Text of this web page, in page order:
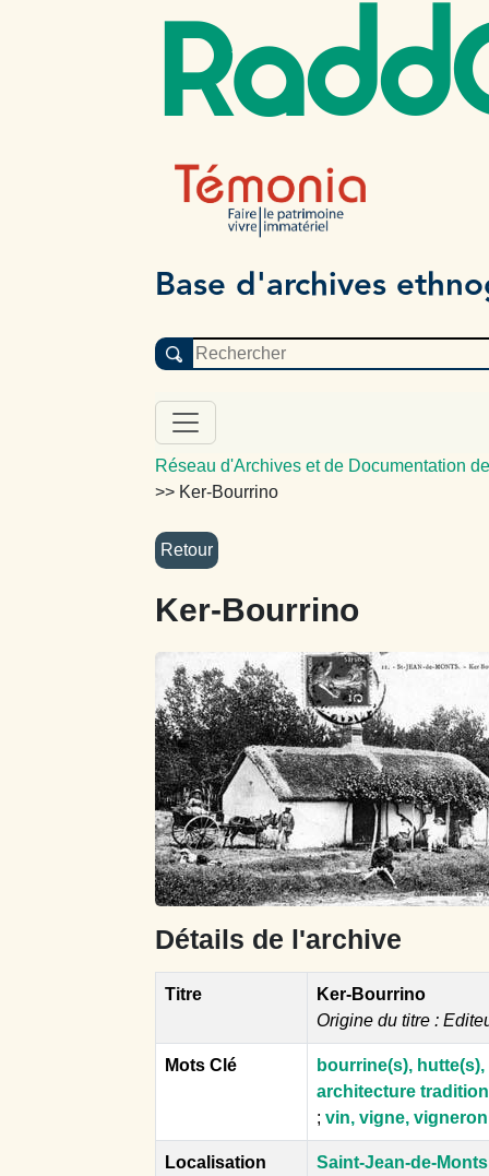
Base d'archives
Réseau d'Archives et de Documentation
>> Ker-Bourrino
Ker-Bourrino
Détails de l'archive
Titre
Ker-Bourrino
Origine du titre :
Mots Clé
bourrine(s),
architecture
; vin, vigne,
Localisation
Saint-Jean-de-Monts